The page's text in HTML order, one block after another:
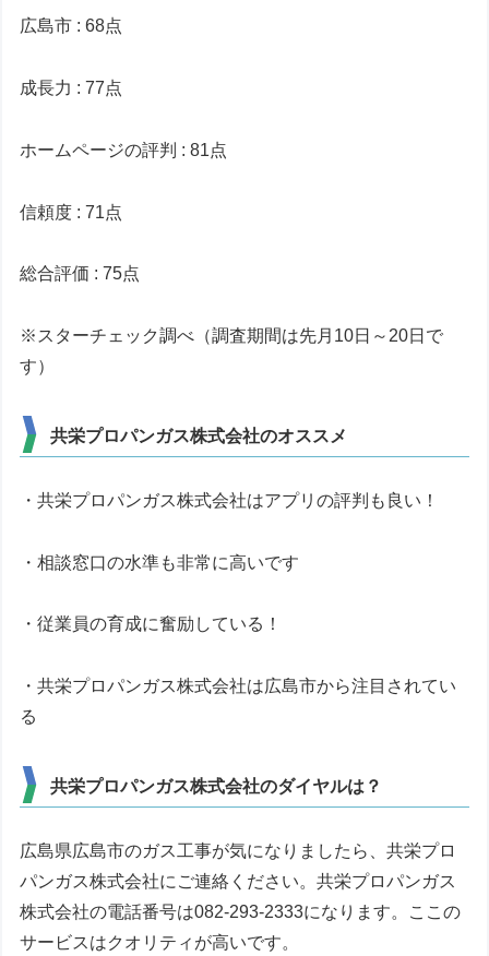
広島市 : 68点
成長力 : 77点
ホームページの評判 : 81点
信頼度 : 71点
総合評価 : 75点
※スターチェック調べ（調査期間は先月10日～20日で
す）
共栄プロパンガス株式会社のオススメ
・共栄プロパンガス株式会社はアプリの評判も良い！
・相談窓口の水準も非常に高いです
・従業員の育成に奮励している！
・共栄プロパンガス株式会社は広島市から注目されてい
る
共栄プロパンガス株式会社のダイヤルは？
広島県広島市のガス工事が気になりましたら、共栄プロ
パンガス株式会社にご連絡ください。共栄プロパンガス
株式会社の電話番号は082-293-2333になります。ここの
サービスはクオリティが高いです。